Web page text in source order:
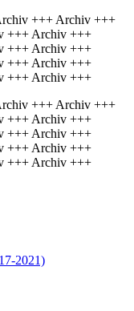
+++ Archiv +++
+++ Archiv +++
+++ Archiv +++
+++ Archiv +++
+++ Archiv +++
+++ Archiv +++
+++ Archiv +++
+++ Archiv +++
+++ Archiv +++
+++ Archiv +++
2021)